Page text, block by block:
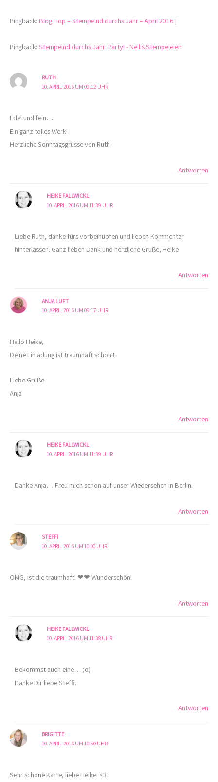
Pingback: Blog Hop – Stempelnd durchs Jahr – April 2016 |
Pingback: Stempelnd durchs Jahr: Party! - Nellis Stempeleien
RUTH
10. APRIL 2016 UM 09:12 UHR
Edel und fein….
Ein ganz tolles Werk!
Herzliche Sonntagsgrüsse von Ruth
Antworten
HEIKE FALLWICKL
10. APRIL 2016 UM 11:39 UHR
Liebe Ruth, danke fürs vorbeihüpfen und lieben Kommentar
hinterlassen. Ganz lieben Dank und herzliche Grüße, Heike
Antworten
ANJA LUFT
10. APRIL 2016 UM 09:17 UHR
Hallo Heike,
Deine Einladung ist traumhaft schön!!!
Liebe Grüße
Anja
Antworten
HEIKE FALLWICKL
10. APRIL 2016 UM 11:39 UHR
Danke Anja… Freu mich schon auf unser Wiedersehen in Berlin.
Antworten
STEFFI
10. APRIL 2016 UM 10:00 UHR
OMG, ist die traumhaft! ❤︎❤︎ Wunderschön!
Antworten
HEIKE FALLWICKL
10. APRIL 2016 UM 11:38 UHR
Bekommst auch eine… ;o)
Danke Dir liebe Steffi.
Antworten
BRIGITTE
10. APRIL 2016 UM 10:50 UHR
Sehr schöne Karte, liebe Heike! <3